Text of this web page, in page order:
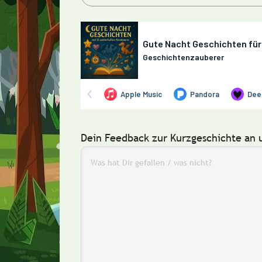
Dein Feedback zur Kurzgeschichte an